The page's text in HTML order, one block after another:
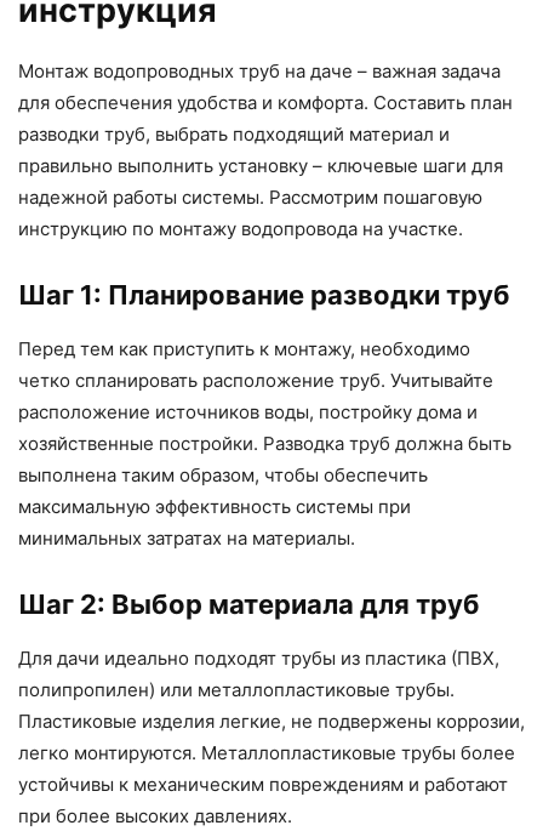
инструкция
Монтаж водопроводных труб на даче – важная задача
для обеспечения удобства и комфорта. Составить план
разводки труб, выбрать подходящий материал и
правильно выполнить установку – ключевые шаги для
надежной работы системы. Рассмотрим пошаговую
инструкцию по монтажу водопровода на участке.
Шаг 1: Планирование разводки труб
Перед тем как приступить к монтажу, необходимо
четко спланировать расположение труб. Учитывайте
расположение источников воды, постройку дома и
хозяйственные постройки. Разводка труб должна быть
выполнена таким образом, чтобы обеспечить
максимальную эффективность системы при
минимальных затратах на материалы.
Шаг 2: Выбор материала для труб
Для дачи идеально подходят трубы из пластика (ПВХ,
полипропилен) или металлопластиковые трубы.
Пластиковые изделия легкие, не подвержены коррозии,
легко монтируются. Металлопластиковые трубы более
устойчивы к механическим повреждениям и работают
при более высоких давлениях.